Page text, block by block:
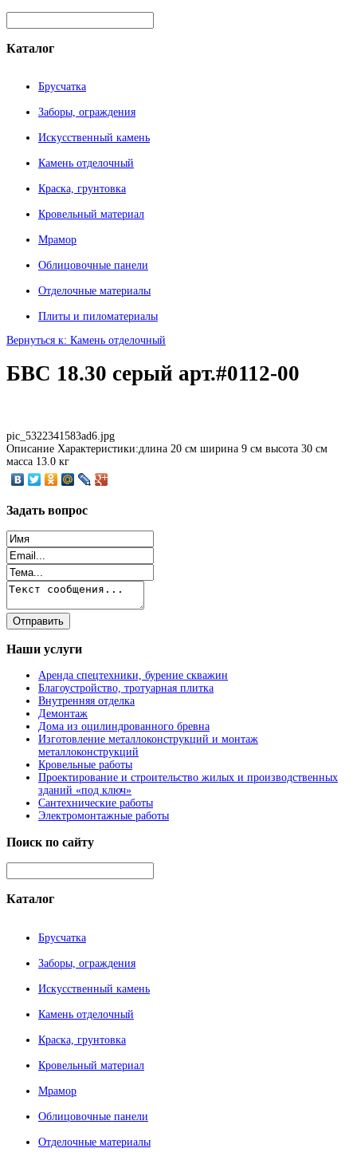
Каталог
Брусчатка
Заборы, ограждения
Искусственный камень
Камень отделочный
Краска, грунтовка
Кровельный материал
Мрамор
Облицовочные панели
Отделочные материалы
Плиты и пиломатериалы
Вернуться к: Камень отделочный
БВС 18.30 серый арт.#0112-00
pic_5322341583ad6.jpg
Описание Характеристики:длина 20 см ширина 9 см высота 30 см
масса 13.0 кг
Задать вопрос
Наши услуги
Аренда спецтехники, бурение скважин
Благоустройство, тротуарная плитка
Внутренняя отделка
Демонтаж
Дома из оцилиндрованного бревна
Изготовление металлоконструкций и монтаж
металлоконструкций
Кровельные работы
Проектирование и строительство жилых и производственных
зданий «под ключ»
Сантехнические работы
Электромонтажные работы
Поиск по сайту
Каталог
Брусчатка
Заборы, ограждения
Искусственный камень
Камень отделочный
Краска, грунтовка
Кровельный материал
Мрамор
Облицовочные панели
Отделочные материалы